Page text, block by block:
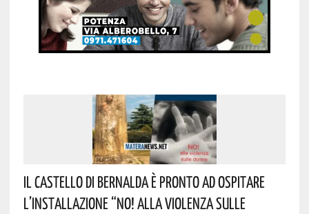
Il Castello Di Bernalda È Pronto Ad Ospitare
L’installazione “NO! Alla Violenza Sulle